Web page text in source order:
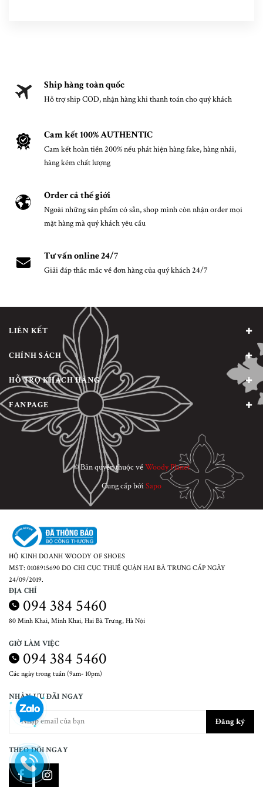
Ship hàng toàn quốc
Hỗ trợ ship COD, nhận hàng khi thanh toán cho quý khách
Cam kết 100% AUTHENTIC
Cam kết hoàn tiền 200% nếu phát hiện hàng fake, hàng nhái,
hàng kém chất lượng
Order cả thế giới
Ngoài những sản phẩm có sẵn, shop mình còn nhận order mọi
mặt hàng mà quý khách yêu cầu
Tư vấn online 24/7
Giải đáp thắc mắc về đơn hàng của quý khách 24/7
LIÊN KẾT
CHÍNH SÁCH
HỖ TRỢ KHÁCH HÀNG
FANPAGE
© Bản quyền thuộc vềWoody Planet
Cung cấp bởiSapo
HỘ KINH DOANH WOODY OF SHOES
MST: 0108915690 DO CHI CỤC THUẾ QUẬN HAI BÀ TRƯNG CẤP NGÀY
24/09/2019.
ĐỊA CHỈ
094 384 5460
80 Minh Khai, Minh Khai, Hai Bà Trưng, Hà Nội
GIỜ LÀM VIỆC
094 384 5460
Các ngày trong tuần (9am- 10pm)
NHẬN ƯU ĐÃI NGAY
Đăng ký
THEO DÕI NGAY